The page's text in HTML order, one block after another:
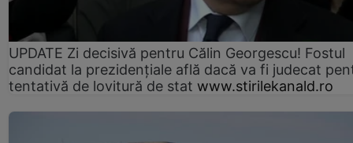
UPDATE Zi decisivă pentru Călin Georgescu! Fostul
candidat la prezidențiale află dacă va fi judecat
tentativă de lovitură de stat www.stirilekanald.ro